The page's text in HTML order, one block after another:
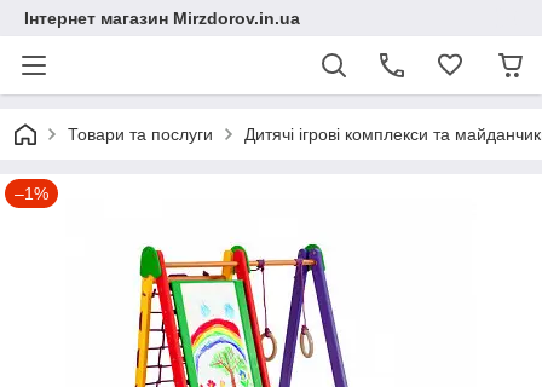
Інтернет магазин Mirzdorov.in.ua
Товари та послуги Дитячі ігрові комплекси та
–1%